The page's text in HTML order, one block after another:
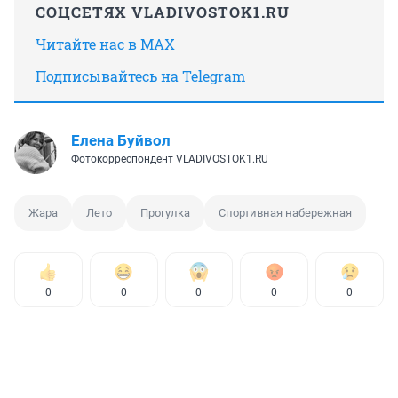
СОЦСЕТЯХ VLADIVOSTOK1.RU
Читайте нас в MAX
Подписывайтесь на Telegram
Елена Буйвол
Фотокорреспондент VLADIVOSTOK1.RU
Жара Лето Прогулка Спортивная набережная
0 0 0 0 0